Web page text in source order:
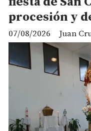
procesión y
Juan
07/08/2026